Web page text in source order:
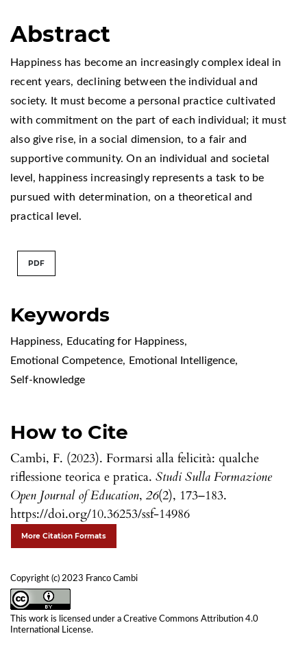
Keywords
Happiness, Educating for Happiness,
Emotional Competence, Emotional Intelligence,
Self-knowledge
How to Cite
Cambi, F. (2023). Formarsi alla felicità: qualche
riflessione teorica e pratica. Studi Sulla Formazione
Open Journal of Education, 26(2), 173–183.
https://doi.org/10.36253/ssf-14986
More Citation Formats
Copyright (c) 2023 Franco Cambi
This work is licensed under a Creative Commons Attribution 4.0
International License.
Abstract
Happiness has become an increasingly complex ideal in
recent years, declining between the individual and
society. It must become a personal practice cultivated
with commitment on the part of each individual; it must
also give rise, in a social dimension, to a fair and
supportive community. On an individual and societal
level, happiness increasingly represents a task to be
pursued with determination, on a theoretical and
practical level.
PDF